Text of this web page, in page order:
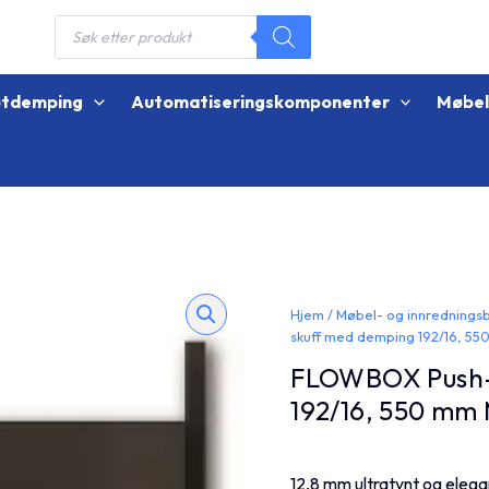
Products
search
Automatiseringskomponenter
Hjem /Møbel- og
skuff med demping 192/16,
FLOWBOX
192/16, 550 mm
12,8 mm ultratynt og